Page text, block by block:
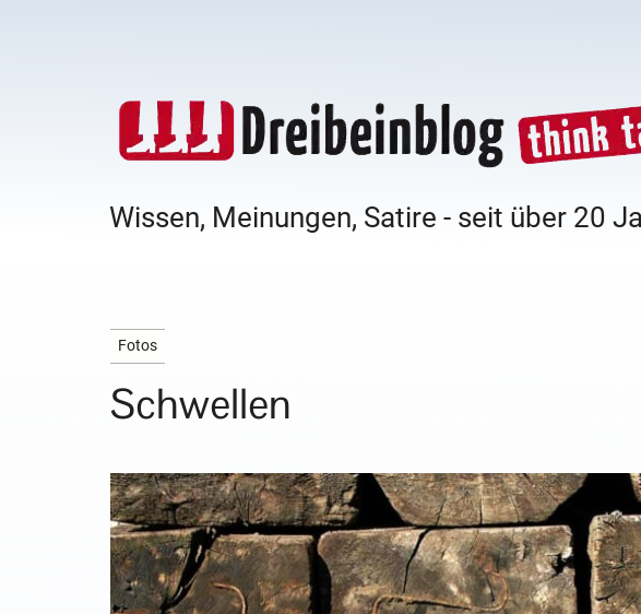
Wissen, Meinungen, Satire - seit über 20
Fotos
Schwellen